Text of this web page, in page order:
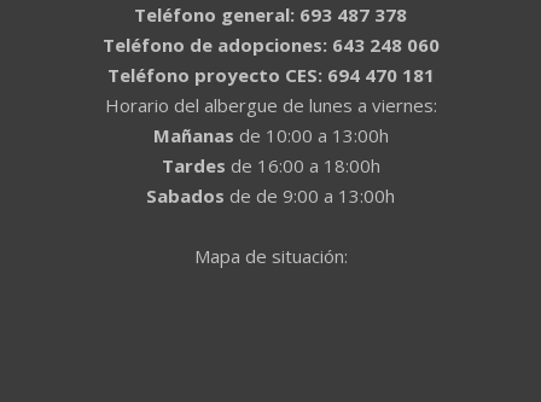
Teléfono general: 693 487 378
Teléfono de adopciones: 643 248 060
Teléfono proyecto CES: 694 470 181
Horario del albergue de lunes a viernes:
Mañanas de 10:00 a 13:00h
Tardes de 16:00 a 18:00h
Sabados de de 9:00 a 13:00h
Mapa de situación: